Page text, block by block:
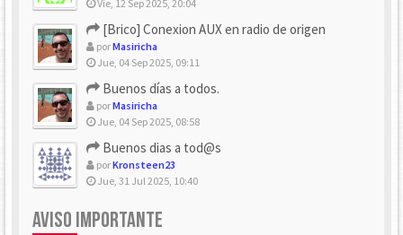
Vie, 12 Sep 2025, 20:04
[Brico] Conexion AUX en radio de origen
porMasiricha
Jue, 04 Sep 2025, 09:11
Buenos días a todos.
porMasiricha
Jue, 04 Sep 2025, 08:58
Buenos dias a tod@s
porKronsteen23
Jue, 31 Jul 2025, 10:40
AVISO IMPORTANTE